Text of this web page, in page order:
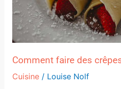
Comment faire des
Cuisine/ Louise Nolf